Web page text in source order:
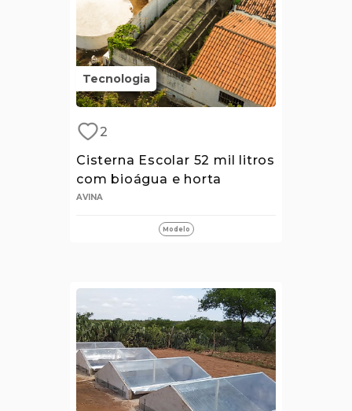
Tecnologia
2
Cisterna Escolar 52 mil litros
com bioágua e horta
AVINA
Modelo